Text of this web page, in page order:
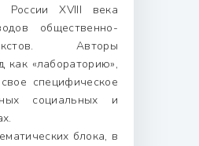
России XVIII века
общественно-
Авторы
как «лабораторию»,
специфическое
социальных и
блока, в